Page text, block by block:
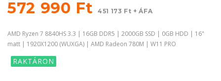
572 990 Ft451 173 Ft + ÁFA
AMD Ryzen 7 8840HS 3.3 | 16GB DDR5 | 2000GB SSD | 0GB HDD | 16"
matt | 1920X1200 (WUXGA) | AMD Radeon 780M | W11 PRO
RAKTÁRON